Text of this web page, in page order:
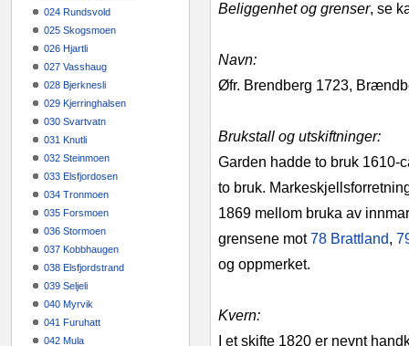
024 Rundsvold
025 Skogsmoen
026 Hjartli
027 Vasshaug
028 Bjerknesli
029 Kjerringhalsen
030 Svartvatn
031 Knutli
032 Steinmoen
033 Elsfjordosen
034 Tronmoen
035 Forsmoen
036 Stormoen
037 Kobbhaugen
038 Elsfjordstrand
039 Seljeli
040 Myrvik
041 Furuhatt
042 Mula
Beliggenhet og grenser, se
Navn:
Øfr. Brendberg 1723,
Brukstall og utskiftninger:
Garden hadde to bruk 1610-
to bruk.
1869 mellom bruka av
grensene mot78 Brattland,
og oppmerket.
Kvern:
I et skifte 1820 er nevnt